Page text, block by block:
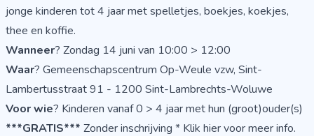
jonge kinderen tot 4 jaar met spelletjes, boekjes, koekjes,
thee en koffie.
Wanneer? Zondag 14 juni van 10:00 > 12:00
Waar? Gemeenschapscentrum Op-Weule vzw, Sint-
Lambertusstraat 91 - 1200 Sint-Lambrechts-Woluwe
Voor wie? Kinderen vanaf 0 > 4 jaar met hun (groot)ouder(s)
***GRATIS*** Zonder inschrijving * Klik hier voor meer info.